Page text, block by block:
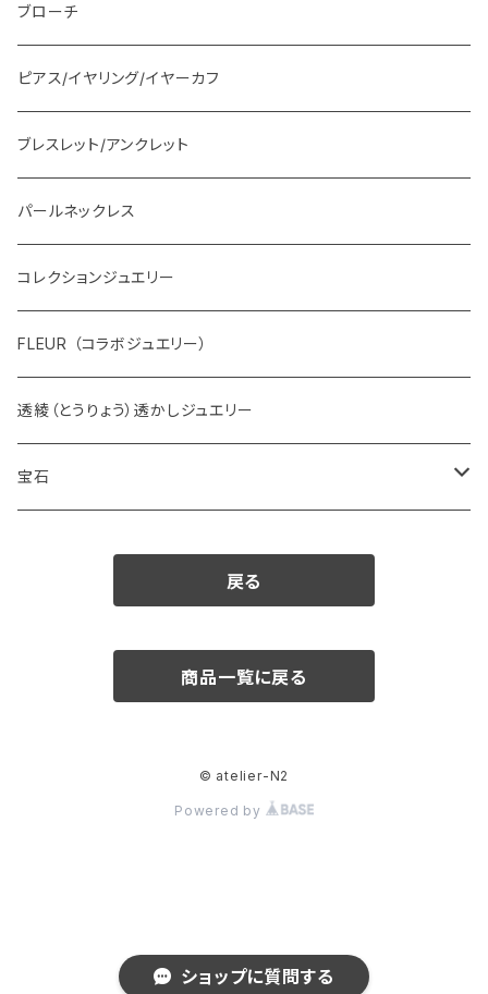
ショップに質問する
ブローチ
ピアス/イヤリング/イヤーカフ
ブレスレット/アンクレット
パールネックレス
コレクションジュエリー
FLEUR （コラボジュエリー）
透綾（とうりょう）透かしジュエリー
宝石
カラーストーン
戻る
商品一覧に戻る
© atelier-N2
Powered by